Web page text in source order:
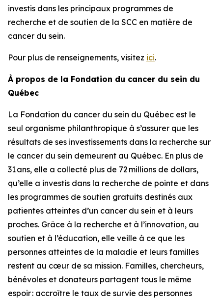
investis dans les principaux programmes de
recherche et de soutien de la SCC en matière de
cancer du sein.
Pour plus de renseignements, visitez ici.
À propos de la Fondation du cancer du sein du
Québec
La Fondation du cancer du sein du Québec est le
seul organisme philanthropique à s’assurer que les
résultats de ses investissements dans la recherche sur
le cancer du sein demeurent au Québec. En plus de
31 ans, elle a collecté plus de 72 millions de dollars,
qu’elle a investis dans la recherche de pointe et dans
les programmes de soutien gratuits destinés aux
patientes atteintes d’un cancer du sein et à leurs
proches. Grâce à la recherche et à l’innovation, au
soutien et à l’éducation, elle veille à ce que les
personnes atteintes de la maladie et leurs familles
restent au cœur de sa mission. Familles, chercheurs,
bénévoles et donateurs partagent tous le même
espoir : accroître le taux de survie des personnes